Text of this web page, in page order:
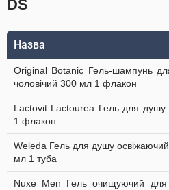
DS
Назва
Original Botanic Гель-шампунь
чоловічий 300 мл 1 флакон
Lactovit Lactourea Гель для душу
1 флакон
Weleda Гель для душу освіжаючий
мл 1 туба
Nuxe Men Гель очищуючий для